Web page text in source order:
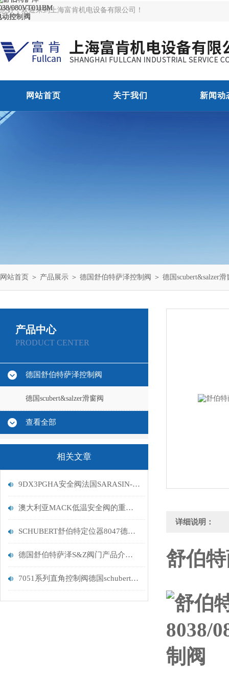
您好，欢迎来到上海富肯机电设备有限公司！
网站首页 关于我们 新闻动
网站首页 ＞ 产品展示 ＞ 德国舒伯特萨泽控制阀 ＞ 德国scubert&salzer滑
产品中心
PRODUCT CENTER
德国舒伯特萨泽控制阀
德国scubert&salzer滑窗阀
查看全部
相关文章
9DX3PGHA安全阀法国SARASIN-RSBD上海富肯
澳大利亚MACK低温安全阀的重要性与受力分析
SCHUBERT舒伯特定位器8047德国进口
德国舒伯特萨泽S&Z阀门产品介绍大全
7051系列直角控制阀德国schubert&salzer舒伯特
详细说明：
舒伯